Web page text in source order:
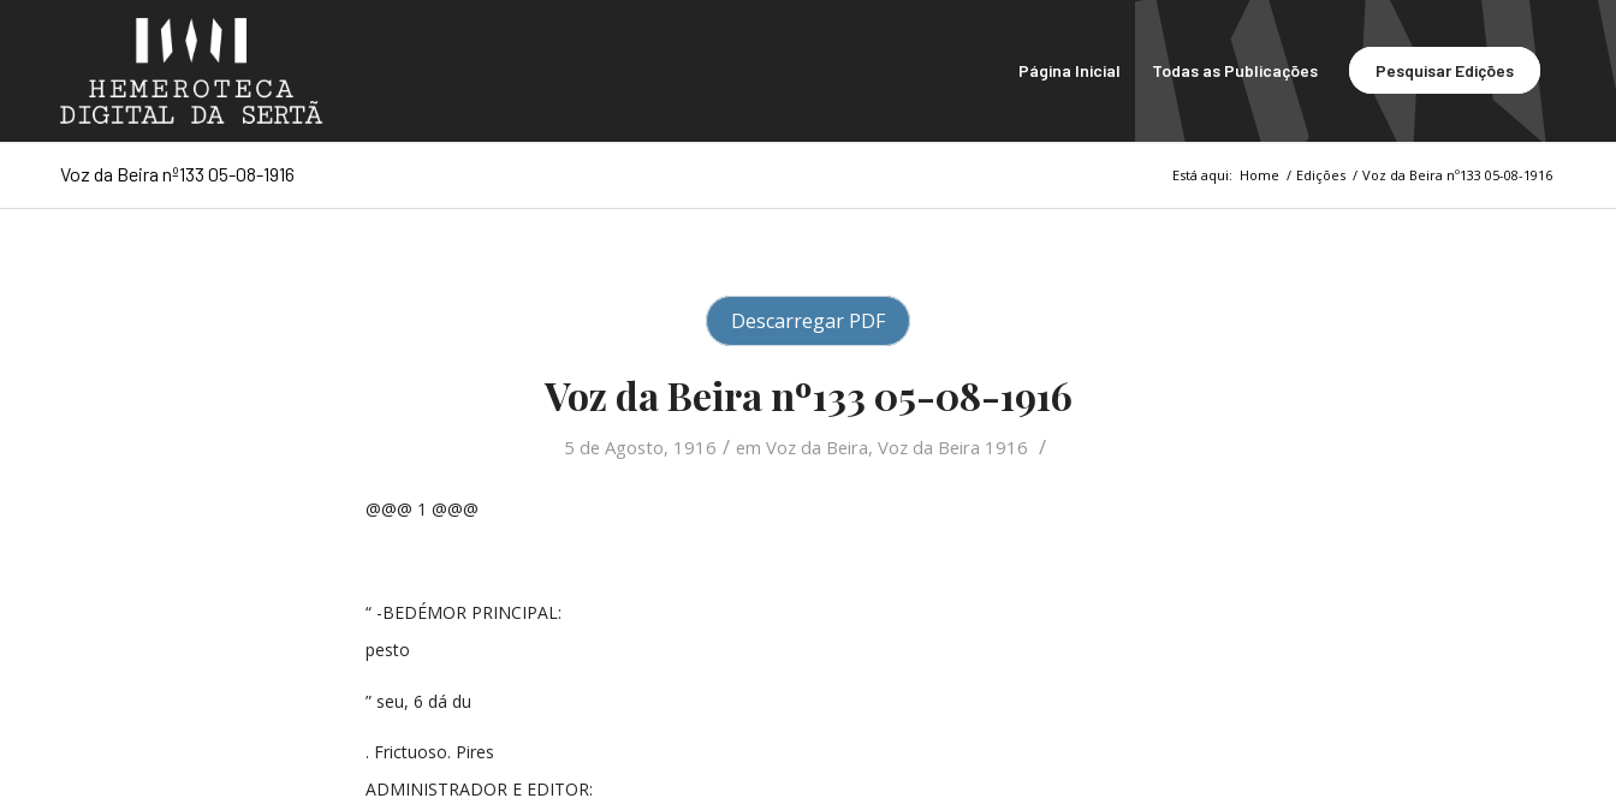
Página Inicial Todas as Publicações Pesquisar Edições
Voz da Beira nº133 05-08-1916 Está aqui: Home / Edições / Voz da Beira nº133 05-08-1916
Descarregar PDF
Voz da Beira nº133 05-08-1916
5 de Agosto, 1916 / em Voz da Beira, Voz da Beira 1916 /
@@@ 1 @@@
“ -BEDÉMOR PRINCIPAL:
pesto
” seu, 6 dá du
. Frictuoso. Pires
ADMINISTRADOR E EDITOR: